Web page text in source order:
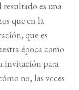
es una
que en la
que es
época como
invitación para
no, las voces